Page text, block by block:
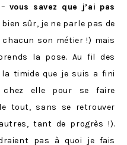
vous savez que j’ai pas
bien sûr, je ne parle pas de
son métier !) mais
la pose. Au fil des
timide que je suis a fini
elle pour se faire
tout, sans se retrouver
tant de progrès !).
pas à quoi je fais